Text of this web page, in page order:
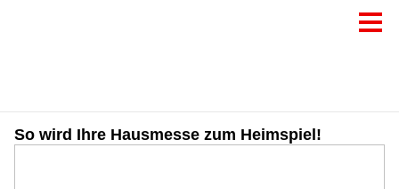
So wird Ihre Hausmesse zum Heimspiel!